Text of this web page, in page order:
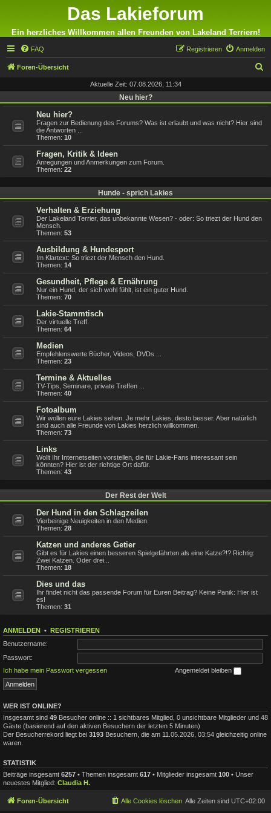
Das Lakieforum
Ein herzliches Willkommen allen Freunden von Lakeland Terriern!
FAQ Anmelden
Registrieren
Foren-Übersicht
Aktuelle Zeit: 07.08.2026, 11:34
Neu hier?
Neu hier?
Fragen zur Bedienung des Forums? Was ist erlaubt und was nicht? Hier sind
die Antworten ...
Themen: 10
Fragen, Kritik & Ideen
Anregungen und Anmerkungen zum Forum.
Themen: 22
Hunde - sprich Lakies
Verhalten & Erziehung
Der Lakeland Terrier, das unbekannte Wesen? - oder: So triezt der Hund den
Mensch.
Themen: 53
Ausbildung & Hundesport
Im Klartext: So triezt der Mensch den Hund.
Themen: 14
Gesundheit, Pflege & Ernährung
Nur ein Hund, der sich wohl fühlt, ist ein guter Hund.
Themen: 70
Lakie-Stammtisch
Der virtuelle Treff.
Themen: 64
Medien
Empfehlenswerte Bücher, Videos, DVDs ...
Themen: 23
Termine & Aktuelles
TV-Tips, Seminare, private Treffen ...
Themen: 40
Fotoalbum
Wir wollen eure Lakies sehen. Je mehr Lakies, desto besser. Aber natürlich
sind auch alle Freunde von Lakies herzlich willkommen.
Themen: 73
Links
Wollt Ihr Internetseiten vorstellen, die für Lakie-Fans interessant sein
könnten? Hier ist der richtige Ort dafür.
Themen: 43
Der Rest der Welt
Der Hund in den Schlagzeilen
Vierbeinige Neuigkeiten in den Medien.
Themen: 28
Katzen und anderes Getier
Gibt es für Lakies einen besseren Spielgefährten als eine Katze?!? Richtig:
Zwei Katzen. Oder drei...
Themen: 18
Dies und das
Ihr findet nicht das passende Forum für Euren Beitrag? Keine Panik: Hier ist
es!
Themen: 31
ANMELDEN • REGISTRIEREN
Benutzername:
Passwort:
Ich habe mein Passwort vergessen
Angemeldet bleiben
WER IST ONLINE?
Insgesamt sind 49 Besucher online :: 1 sichtbares Mitglied, 0 unsichtbare Mitglieder und 48
Gäste (basierend auf den aktiven Besuchern der letzten 5 Minuten)
Der Besucherrekord liegt bei 3193 Besuchern, die am 11.05.2026, 03:54 gleichzeitig online
waren.
STATISTIK
Beiträge insgesamt 6257 • Themen insgesamt 617 • Mitglieder insgesamt 100 • Unser
neuestes Mitglied: Claudia H.
Foren-Übersicht Alle Zeiten sind UTC+02:00
Alle Cookies löschen